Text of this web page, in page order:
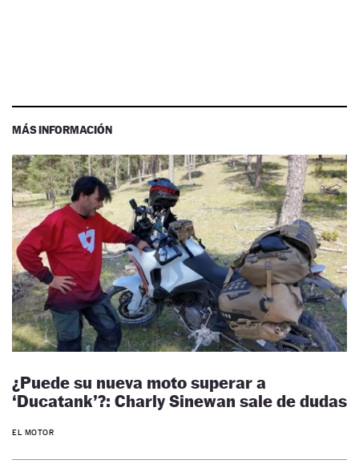
MÁS INFORMACIÓN
¿Puede su nueva moto superar a
‘Ducatank’?: Charly Sinewan sale de dudas
EL MOTOR